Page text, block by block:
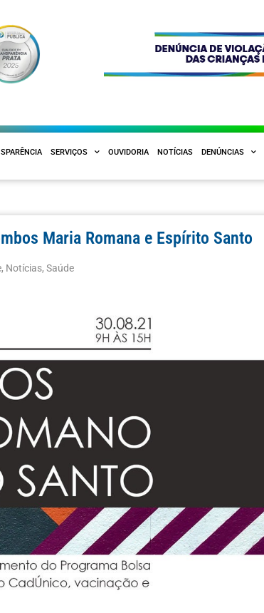
SERVIÇOS OUVIDORIA NOTÍCIAS DENÚNCIAS
Maria Romana e Espírito Santo
, Notícias,Saúde